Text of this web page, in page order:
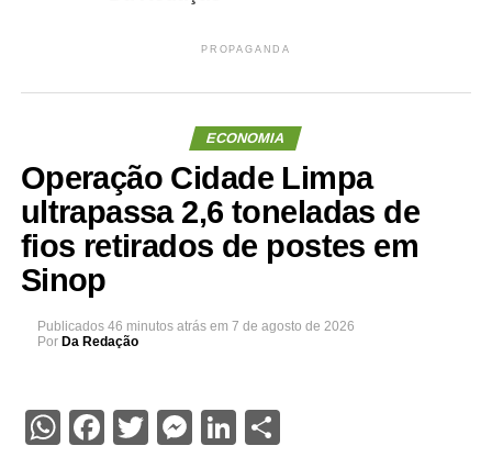
PROPAGANDA
ECONOMIA
Operação Cidade Limpa
ultrapassa 2,6 toneladas de
fios retirados de postes em
Sinop
Publicados 46 minutos atrás em 7 de agosto de 2026
Por Da Redação
WhatsApp
Facebook
Twitter
Messenger
LinkedIn
Share